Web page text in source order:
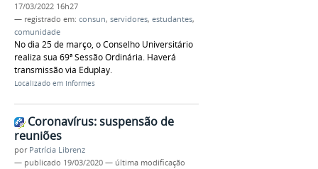
17/03/2022 16h27
— registrado em: consun, servidores, estudantes,
comunidade
No dia 25 de março, o Conselho Universitário
realiza sua 69ª Sessão Ordinária. Haverá
transmissão via Eduplay.
Localizado em Informes
Coronavírus: suspensão de
reuniões
por Patrícia Librenz
— publicado 19/03/2020 — última modificação